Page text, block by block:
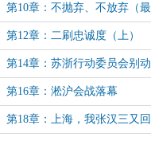
第10章：不抛弃、不放弃（
下）
第12章：二刷忠诚度（上）
第14章：苏浙行动委员会别
第16章：淞沪会战落幕
第18章：上海，我张汉三又